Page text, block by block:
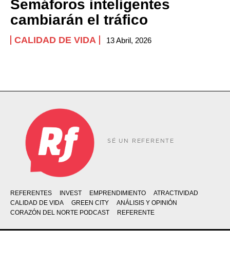
Semáforos inteligentes
cambiarán el tráfico
CALIDAD DE VIDA 13 Abril, 2026
SÉ UN REFERENTE
REFERENTES INVEST EMPRENDIMIENTO
ATRACTIVIDAD
CALIDAD DE VIDA
GREEN CITY
ANÁLISIS Y OPINIÓN
CORAZÓN DEL NORTE PODCAST
REFERENTE